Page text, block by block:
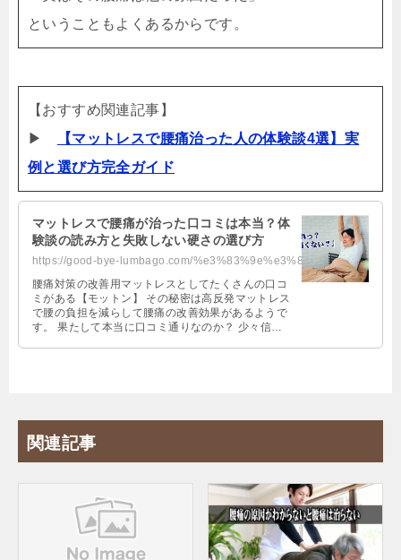
ということもよくあるからです。
【おすすめ関連記事】
▶
【マットレスで腰痛治った人の体験談4選】実
例と選び方完全ガイド
マットレスで腰痛が治った口コミは本当？体
験談の読み方と失敗しない硬さの選び方
https://good-bye-lumbago.com/%e3%83%9e%e3%83%83%e3%83%88%e3%83%ac%e3%82%b9%e8...
腰痛対策の改善用マットレスとしてたくさんの口コ
ミがある【モットン】 その秘密は高反発マットレス
で腰の負担を減らして腰痛の改善効果があるようで
す。 果たして本当に口コミ通りなのか？ 少々信じ
関連記事